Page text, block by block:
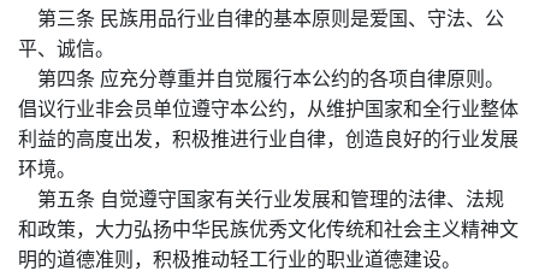
第三条 民族用品行业自律的基本原则是爱国、守法、公
平、诚信。
第四条 应充分尊重并自觉履行本公约的各项自律原则。
倡议行业非会员单位遵守本公约，从维护国家和全行业整体
利益的高度出发，积极推进行业自律，创造良好的行业发展
环境。
第五条 自觉遵守国家有关行业发展和管理的法律、法规
和政策，大力弘扬中华民族优秀文化传统和社会主义精神文
明的道德准则，积极推动轻工行业的职业道德建设。